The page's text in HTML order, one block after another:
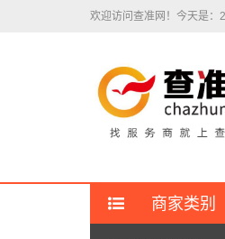
欢迎访问查准网！ 今天是：
商家类别